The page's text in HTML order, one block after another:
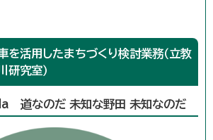
を活用したまちづくり検討業務（立教
研究室）
なのだ 未知な野田 未知なのだ